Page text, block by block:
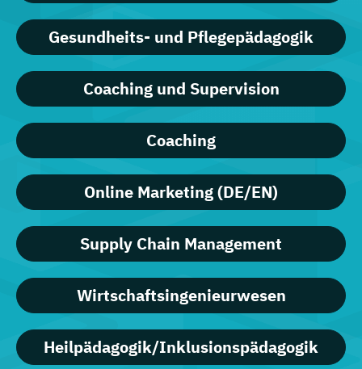
Gesundheits- und Pflegepädagogik
Coaching und Supervision
Coaching
Online Marketing (DE/EN)
Supply Chain Management
Wirtschaftsingenieurwesen
Heilpädagogik/Inklusionspädagogik